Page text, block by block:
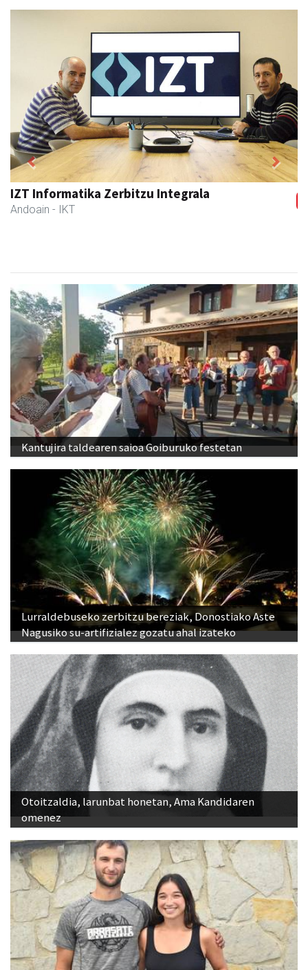
IZT Informatika Zerbitzu Integrala
Andoain - IKT
Previous Next
Kantujira taldearen saioa Goiburuko festetan
Lurraldebuseko zerbitzu bereziak, Donostiako Aste
Nagusiko su-artifizialez gozatu ahal izateko
Otoitzaldia, larunbat honetan, Ama Kandidaren
omenez